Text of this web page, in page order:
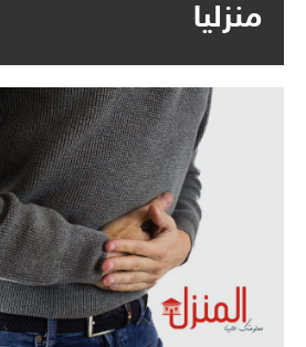
منزليا